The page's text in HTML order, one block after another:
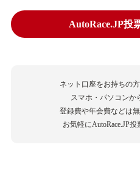
AutoRace.JP投
ネット口座をお持ちの
スマホ・パソコンか
登録費や年会費などは
お気軽にAutoRace.JP